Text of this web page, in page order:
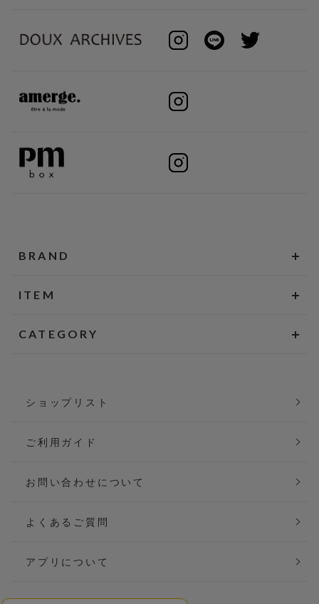
BRAND
ITEM
CATEGORY
ショップリスト
ご利用ガイド
お問い合わせについて
よくあるご質問
アプリについて